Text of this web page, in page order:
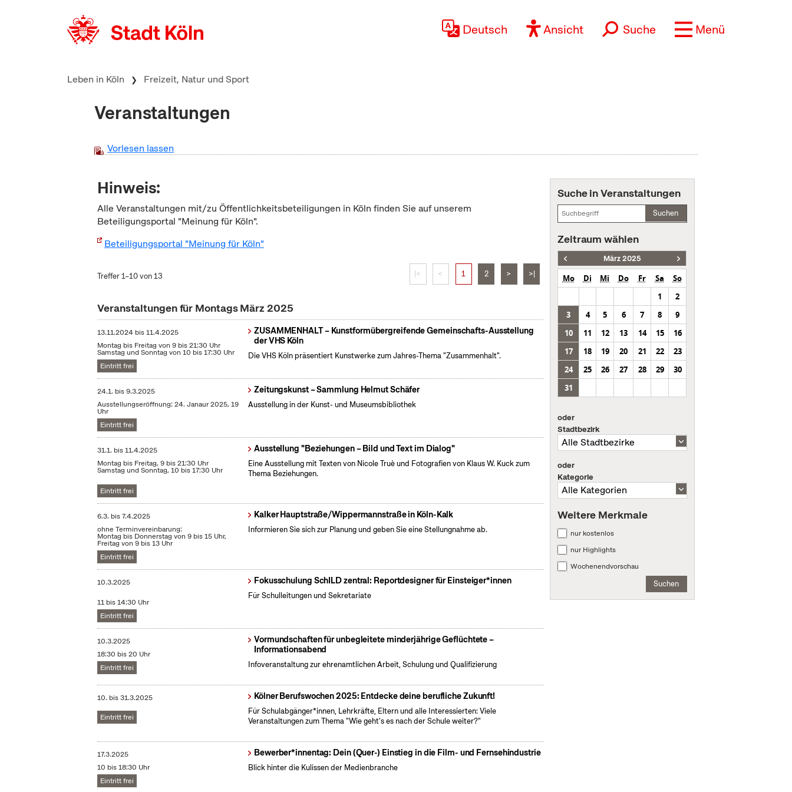
Deutsch Ansicht Suche Menü
Leben in Köln Freizeit, Natur und Sport
Veranstaltungen
Vorlesen lassen
Hinweis:
Alle Veranstaltungen mit/zu Öffentlichkeitsbeteiligungen in Köln finden Sie auf unserem
Beteiligungsportal "Meinung für Köln".
Beteiligungsportal "Meinung für Köln"
Treffer 1–10 von 13 |< < 1 2 > >|
Veranstaltungen für Montags März 2025
13.11.2024 bis11.4.2025
Montag bis Freitag von 9 bis 21:30 Uhr
Samstag und Sonntag von 10 bis 17:30 Uhr
Eintritt frei
ZUSAMMENHALT – Kunstformübergreifende Gemeinschafts-Ausstellung
der VHS Köln
Die VHS Köln präsentiert Kunstwerke zum Jahres-Thema "Zusammenhalt".
24.1. bis9.3.2025
Ausstellungseröffnung: 24. Janaur 2025, 19
Uhr
Eintritt frei
Zeitungskunst – Sammlung Helmut Schäfer
Ausstellung in der Kunst- und Museumsbibliothek
31.1. bis11.4.2025
Montag bis Freitag, 9 bis 21:30 Uhr
Samstag und Sonntag, 10 bis 17:30 Uhr
Eintritt frei
Ausstellung "Beziehungen – Bild und Text im Dialog"
Eine Ausstellung mit Texten von Nicole Truè und Fotografien von Klaus W. Kuck zum
Thema Beziehungen.
6.3. bis7.4.2025
ohne Terminvereinbarung:
Montag bis Donnerstag von 9 bis 15 Uhr,
Freitag von 9 bis 13 Uhr
Eintritt frei
Kalker Hauptstraße/Wippermannstraße in Köln-Kalk
Informieren Sie sich zur Planung und geben Sie eine Stellungnahme ab.
10.3.2025
11 bis 14:30 Uhr
Eintritt frei
Fokusschulung SchILD zentral: Reportdesigner für Einsteiger*innen
Für Schulleitungen und Sekretariate
10.3.2025
18:30 bis 20 Uhr
Eintritt frei
Vormundschaften für unbegleitete minderjährige Geflüchtete –
Informationsabend
Infoveranstaltung zur ehrenamtlichen Arbeit, Schulung und Qualifizierung
10. bis31.3.2025
Eintritt frei
Kölner Berufswochen 2025: Entdecke deine berufliche Zukunft!
Für Schulabgänger*innen, Lehrkräfte, Eltern und alle Interessierten: Viele
Veranstaltungen zum Thema "Wie geht's es nach der Schule weiter?"
17.3.2025
10 bis 18:30 Uhr
Eintritt frei
Bewerber*innentag: Dein (Quer-) Einstieg in die Film- und Fernsehindustrie
Blick hinter die Kulissen der Medienbranche
Suche in Veranstaltungen
Suchen
Zeitraum wählen
März 2025
Mo Di Mi Do Fr Sa
So
1
2
3
4 5 6 7 8
9
10
11 12 13 14 15
16
17
18 19 20 21 22
23
24
25 26 27 28 29
30
31
oder
Stadtbezirk
oder
Kategorie
Weitere Merkmale
nur kostenlos
nur Highlights
Wochenendvorschau
Suchen